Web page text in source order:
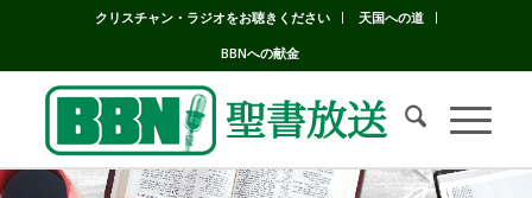
クリスチャン・ラジオをお聴きください
天国への道
BBNへの献金